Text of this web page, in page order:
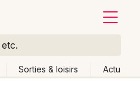
Sorties & loisirs Actu